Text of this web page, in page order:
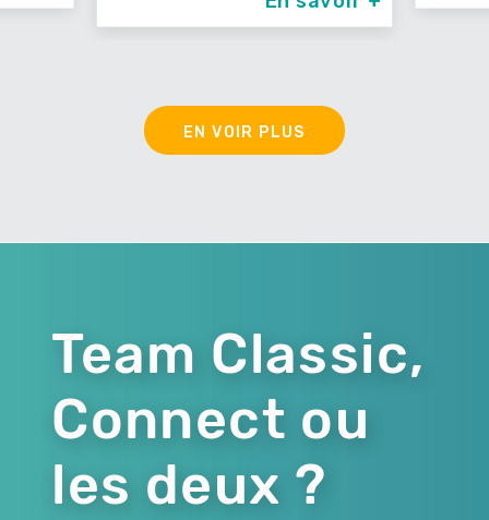
EN VOIR PLUS
Team Classic,
Connect ou
les deux ?